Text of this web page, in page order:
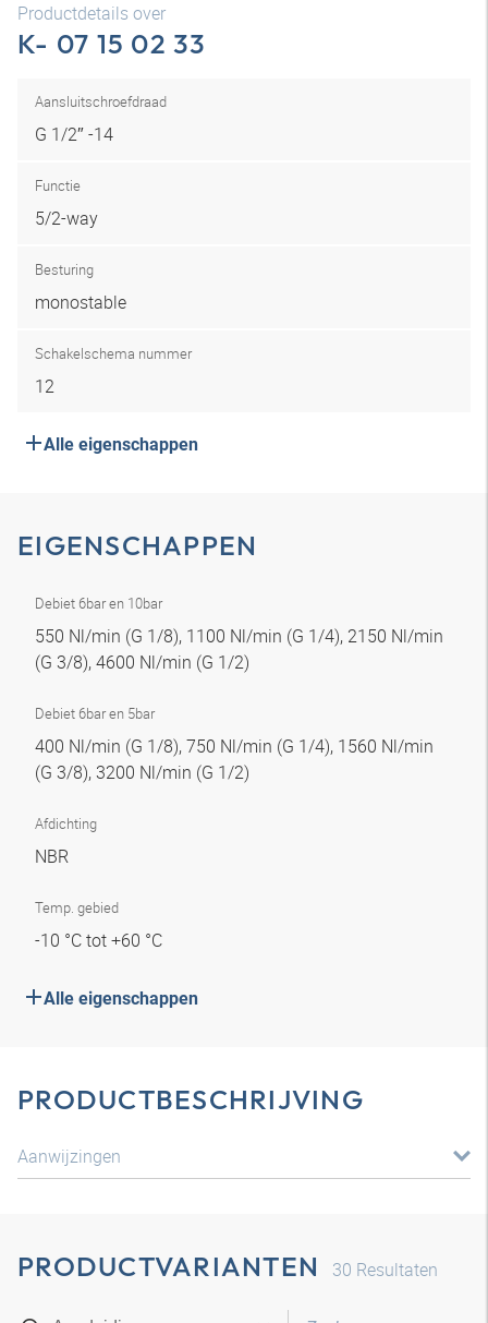
Productdetails over
K- 07 15 02 33
Aansluitschroefdraad
G 1/2″ -14
Functie
5/2-way
Besturing
monostable
Schakelschema nummer
12
Alle eigenschappen
EIGENSCHAPPEN
Debiet 6bar en 10bar
550 Nl/min (G 1/8), 1100 Nl/min (G 1/4), 2150 Nl/min
(G 3/8), 4600 Nl/min (G 1/2)
Debiet 6bar en 5bar
400 Nl/min (G 1/8), 750 Nl/min (G 1/4), 1560 Nl/min
(G 3/8), 3200 Nl/min (G 1/2)
Afdichting
NBR
Temp. gebied
-10 °C tot +60 °C
Alle eigenschappen
PRODUCTBESCHRIJVING
Aanwijzingen
PRODUCTVARIANTEN 30 Resultaten